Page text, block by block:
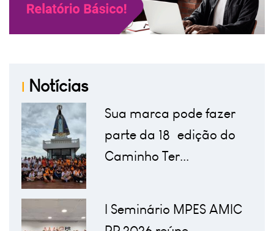
| Notícias
Sua marca pode fazer
parte da 18ª edição do
Caminho Ter...
I Seminário MPES AMIC